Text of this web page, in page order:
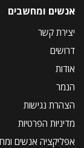
אנשים ומחשבים
יצירת קשר
דרושים
אודות
הנמר
הצהרת נגישות
מדיניות הפרטיות
אפליקציה אנשים